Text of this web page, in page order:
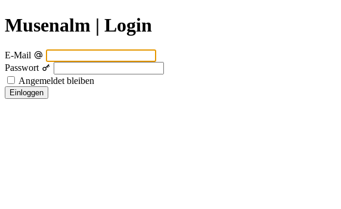
Musenalm | Login
E-Mail
Passwort
Angemeldet bleiben
Einloggen